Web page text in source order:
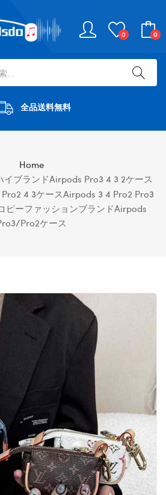
0 0
全品送料無料
Home
イブランドairpods Pro3 4 3 2ケース
4 3ケースairpods 3 4 Pro2 Pro3
ピーファッションブランドAirpods
Pro2ケース